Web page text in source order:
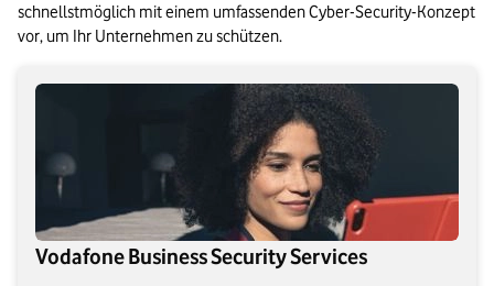
schnellstmöglich mit einem umfassenden Cyber-Security-Konzept
vor, um Ihr Unternehmen zu schützen.
Vodafone Business Security Services